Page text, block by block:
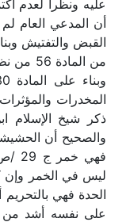
عليه ونظراً لعدم
أن المدعي العام
من
المخدرات
ذكر شيخ الإسلام
والصحيح أن
ليس في الخمر
الحدة فهي
على نفسه أشد